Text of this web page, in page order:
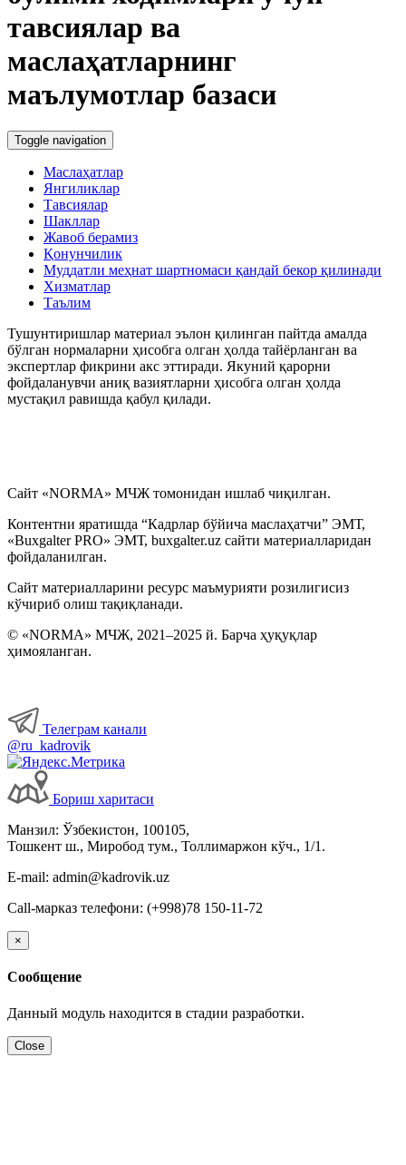
тавсиялар ва
маслаҳатларнинг
маълумотлар базаси
Toggle navigation
Маслаҳатлар
Янгиликлар
Тавсиялар
Шакллар
Жавоб берамиз
Қонунчилик
Муддатли меҳнат шартномаси қандай бекор қилинади
Хизматлар
Таълим
Тушунтиришлар материал эълон қилинган пайтда амалда
бўлган нормаларни ҳисобга олган ҳолда тайёрланган ва
экспертлар фикрини акс эттиради. Якуний қарорни
фойдаланувчи аниқ вазиятларни ҳисобга олган ҳолда
мустақил равишда қабул қилади.
Сайт «NORMA» МЧЖ томонидан ишлаб чиқилган.
Контентни яратишда “Кадрлар бўйича маслаҳатчи” ЭМТ,
«Buxgalter PRO» ЭМТ, buxgalter.uz сайти материалларидан
фойдаланилган.
Сайт материалларини ресурс маъмурияти розилигисиз
кўчириб олиш тақиқланади.
© «NORMA» МЧЖ, 2021–2025 й. Барча ҳуқуқлар
ҳимояланган.
Телеграм канали
@ru_kadrovik
Бориш харитаси
Манзил: Ўзбекистон, 100105,
Тошкент ш., Миробод тум., Толлимаржон кўч., 1/1.
E-mail: admin@kadrovik.uz
Call-марказ телефони: (+998)78 150-11-72
×
Сообщение
Данный модуль находится в стадии разработки.
Close